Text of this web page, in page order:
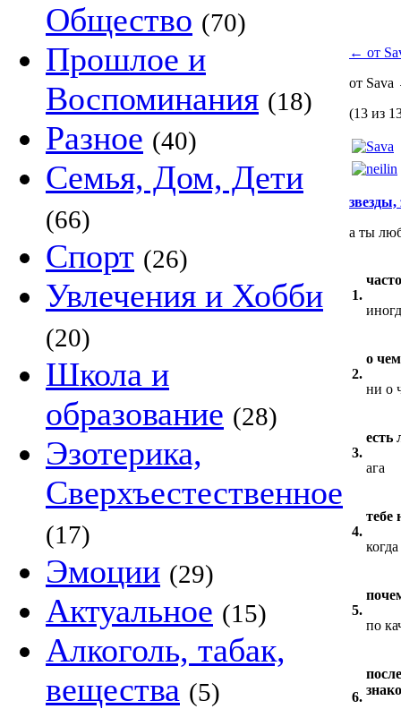
Общество (70)
Прошлое и
Воспоминания (18)
Разное (40)
Семья, Дом, Дети
(66)
Спорт (26)
Увлечения и Хобби
(20)
Школа и
образование (28)
Эзотерика,
Сверхъестественное
(17)
Эмоции (29)
Актуальное (15)
Алкоголь, табак,
вещества (5)
← от
от Sava
(13 из
звезды,
а ты
1.
2.
о
ни о
3.
есть
ага
4.
тебе
5.
по
6.